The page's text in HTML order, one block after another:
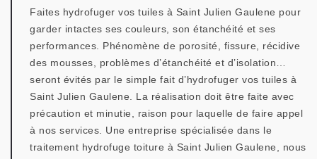
Faites hydrofuger vos tuiles à Saint Julien Gaulene pour
garder intactes ses couleurs, son étanchéité et ses
performances. Phénomène de porosité, fissure, récidive
des mousses, problèmes d’étanchéité et d’isolation…
seront évités par le simple fait d’hydrofuger vos tuiles à
Saint Julien Gaulene. La réalisation doit être faite avec
précaution et minutie, raison pour laquelle de faire appel
à nos services. Une entreprise spécialisée dans le
traitement hydrofuge toiture à Saint Julien Gaulene, nous